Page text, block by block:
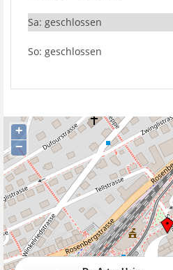
Sa: geschlossen
So: geschlossen